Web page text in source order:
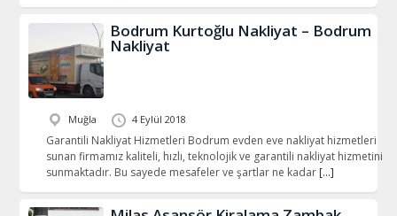
Bodrum Kurtoğlu Nakliyat – Bodrum
Nakliyat
Muğla 4 Eylül 2018
Garantili Nakliyat Hizmetleri Bodrum evden eve nakliyat hizmetleri
sunan firmamız kaliteli, hızlı, teknolojik ve garantili nakliyat hizmetini
sunmaktadır. Bu sayede mesafeler ve şartlar ne kadar […]